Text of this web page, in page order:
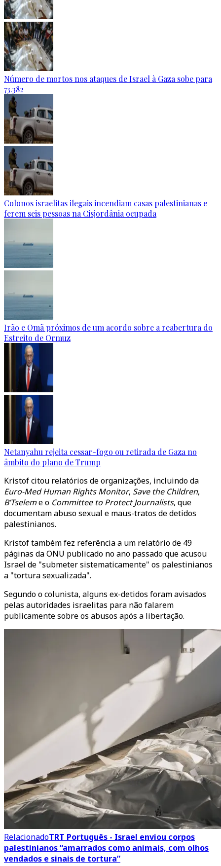
Número de mortos nos ataques de Israel à Gaza sobe para
73.382
Colonos israelitas ilegais incendiam casas palestinianas e
ferem seis pessoas na Cisjordânia ocupada
Irão e Omã próximos de um acordo sobre a reabertura do
Estreito de Ormuz
Netanyahu rejeita cessar-fogo ou retirada de Gaza no
âmbito do plano de Trump
Kristof citou relatórios de organizações, incluindo da
Euro-Med Human Rights Monitor, Save the Children,
B’Tseleme o Committee to Protect Journalists, que
documentam abuso sexual e maus-tratos de detidos
palestinianos.
Kristof também fez referência a um relatório de 49
páginas da ONU publicado no ano passado que acusou
Israel de "submeter sistematicamente" os palestinianos
a "tortura sexualizada".
Segundo o colunista, alguns ex-detidos foram avisados
pelas autoridades israelitas para não falarem
publicamente sobre os abusos após a libertação.
RelacionadoTRT Português - Israel enviou corpos
palestinianos “amarrados como animais, com olhos
vendados e sinais de tortura”